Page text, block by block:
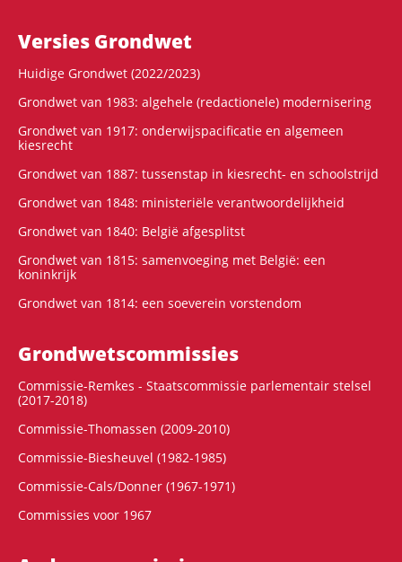
Versies Grondwet
Huidige Grondwet (2022/2023)
Grondwet van 1983: algehele (redactionele) modernisering
Grondwet van 1917: onderwijspacificatie en algemeen
kiesrecht
Grondwet van 1887: tussenstap in kiesrecht- en schoolstrijd
Grondwet van 1848: ministeriële verantwoordelijkheid
Grondwet van 1840: België afgesplitst
Grondwet van 1815: samenvoeging met België: een
koninkrijk
Grondwet van 1814: een soeverein vorstendom
Grondwets­commissies
Commissie-Remkes - Staatscommissie parlementair stelsel
(2017-2018)
Commissie-Thomassen (2009-2010)
Commissie-Biesheuvel (1982-1985)
Commissie-Cals/Donner (1967-1971)
Commissies voor 1967